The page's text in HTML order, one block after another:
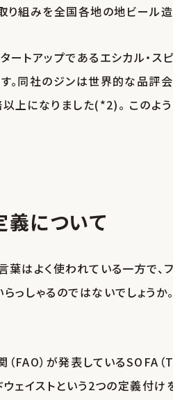
り組みを全国各地の地ビール
ートアップであるエシカル・
。同社のジンは世界的な品
上になりました(*2)。 このよ
について
葉はよく使われている一方で
っしゃるのではないでしょう
（FAO）が発表している
ウェイストという2つの定義付